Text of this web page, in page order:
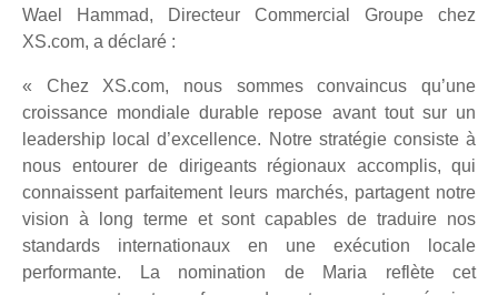
Wael Hammad, Directeur Commercial Groupe chez
XS.com, a déclaré :
« Chez XS.com, nous sommes convaincus qu’une
croissance mondiale durable repose avant tout sur un
leadership local d’excellence. Notre stratégie consiste à
nous entourer de dirigeants régionaux accomplis, qui
connaissent parfaitement leurs marchés, partagent notre
vision à long terme et sont capables de traduire nos
standards internationaux en une exécution locale
performante. La nomination de Maria reflète cet